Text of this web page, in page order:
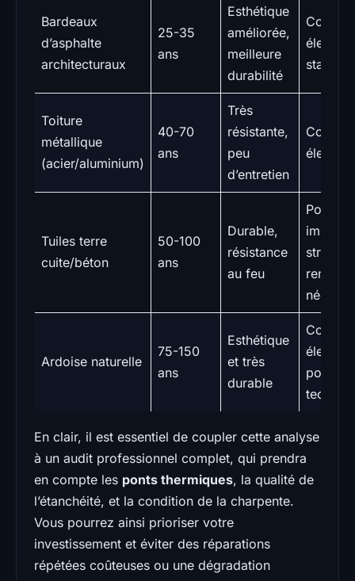
Bardeaux
d’asphalte
architecturaux
25-35
ans
Esthétique
améliorée,
meilleure
durabilité
Coût
élevé
Toiture
métallique
(acier/aluminium)
40-70
ans
Très
résistante,
peu
d’entretien
Coût
élevé,
Tuiles terre
cuite/béton
50-100
ans
Durable,
résistance
au feu
Poids
Ardoise naturelle
75-150
ans
Esthétique
et très
durable
Coût
élevé,
pose
En clair, il est essentiel de coupler cette analyse
à un audit professionnel complet, qui prendra
en compte les ponts thermiques, la qualité de
l’étanchéité, et la condition de la charpente.
Vous pourrez ainsi prioriser votre
investissement et éviter des réparations
répétées coûteuses ou une dégradation